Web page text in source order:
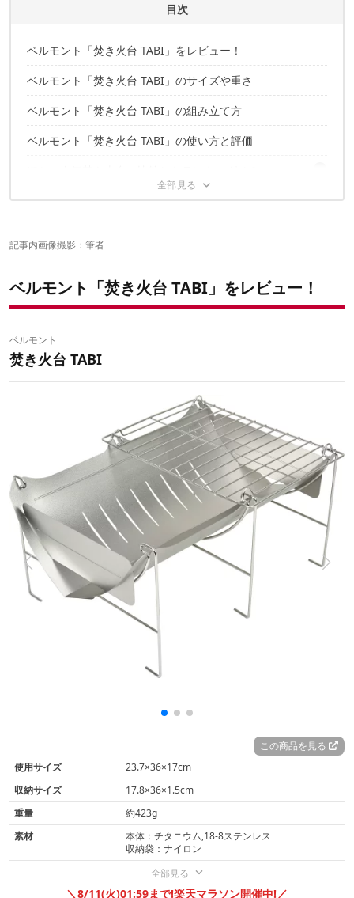
目次
ベルモント「焚き火台 TABI」をレビュー！
ベルモント「焚き火台 TABI」のサイズや重さ
ベルモント「焚き火台 TABI」の組み立て方
ベルモント「焚き火台 TABI」の使い方と評価
記事内画像撮影：筆者
ベルモント「焚き火台 TABI」をレビュー！
ベルモント
焚き火台 TABI
この商品を見る
使用サイズ
23.7×36×17cm
収納サイズ
17.8×36×1.5cm
重量
約423g
素材
本体：チタニウム,18-8ステンレス
収納袋：ナイロン
全部見る
＼8/11(火)01:59まで!楽天マラソン開催中!／